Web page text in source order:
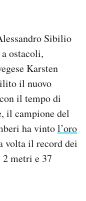
Sibilio
ostacoli,
Karsten
il nuovo
il tempo di
il campione del
ha vintol’oro
volta il record dei
metri e 37